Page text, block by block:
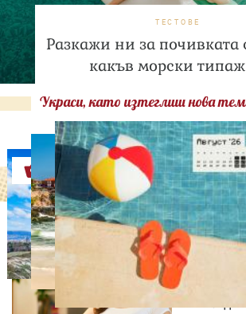
ТЕСТОВЕ
Разкажи ни за
какъв морски
Украси, като изтеглиш нова
Оферти
ЛЮБОПИТНО
Жените
раждат по-